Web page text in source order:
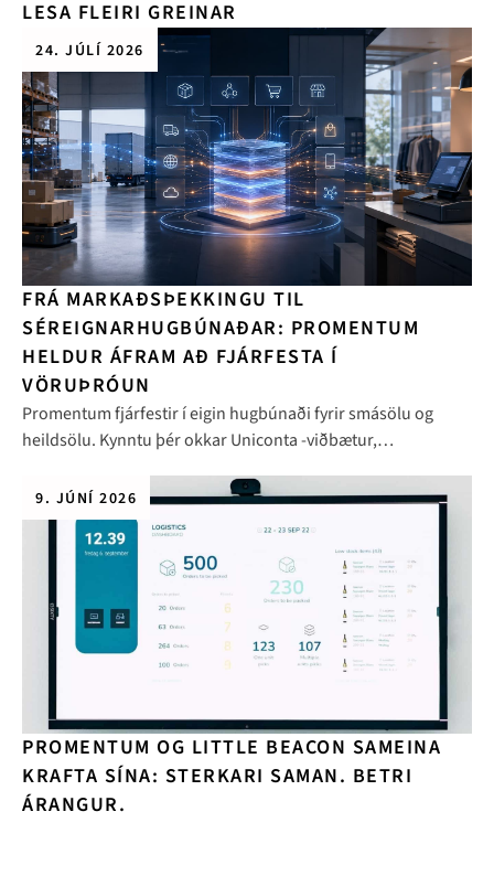
LESA FLEIRI GREINAR
24. JÚLÍ 2026
FRÁ MARKAÐSÞEKKINGU TIL
SÉREIGNARHUGBÚNAÐAR: PROMENTUM
HELDUR ÁFRAM AÐ FJÁRFESTA Í
VÖRUÞRÓUN
Promentum fjárfestir í eigin hugbúnaði fyrir smásölu og
heildsölu. Kynntu þér okkar Uniconta -viðbætur,
9. JÚNÍ 2026
PROMENTUM OG LITTLE BEACON SAMEINA
KRAFTA SÍNA: STERKARI SAMAN. BETRI
ÁRANGUR.